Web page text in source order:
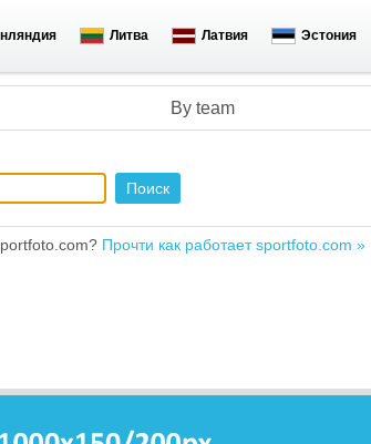
Литва Латвия Эстония
By team
Прочти как работает sportfoto.com »